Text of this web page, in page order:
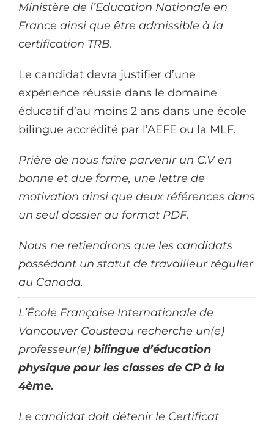
Ministère de l’Education Nationale en
France ainsi que être admissible à la
certification TRB.
Le candidat devra justifier d’une
expérience réussie dans le domaine
éducatif d’au moins 2 ans dans une école
bilingue accrédité par l’AEFE ou la MLF.
Prière de nous faire parvenir un C.V en
bonne et due forme, une lettre de
motivation ainsi que deux références dans
un seul dossier au format PDF.
Nous ne retiendrons que les candidats
possédant un statut de travailleur régulier
au Canada.
L’École Française Internationale de
Vancouver Cousteau recherche un(e)
professeur(e) bilingue d’éducation
physique pour les classes de CP à la
4ème.
Le candidat doit détenir le Certificat